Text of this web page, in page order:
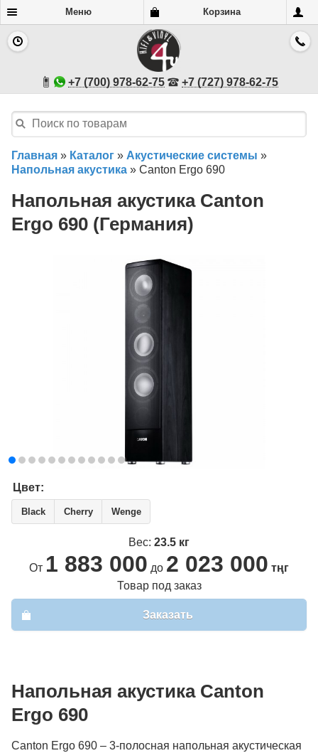
Меню Корзина
+7 (700) 978-62-75 +7 (727) 978-62-75
Главная » Каталог » Акустические системы »
Напольная акустика » Canton Ergo 690
Напольная акустика Canton
Ergo 690 (Германия)
Цвет:
Black Cherry Wenge
Вес: 23.5 кг
От 1 883 000 до 2 023 000 тңг
Товар под заказ
Заказать
Напольная акустика Canton
Ergo 690
Canton Ergo 690 – 3-полосная напольная акустическая